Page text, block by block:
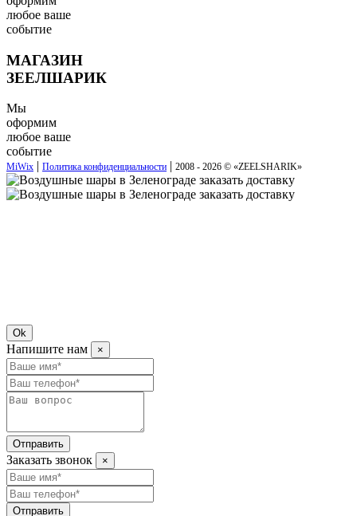
любое ваше
событие
МАГАЗИН
ЗЕЕЛШАРИК
Мы
оформим
любое ваше
событие
MiWix | Политика конфиденциальности | 2008 - 2026 © «ZEELSHARIK»
Ok
Напишите нам ×
Отправить
Заказать звонок ×
Отправить